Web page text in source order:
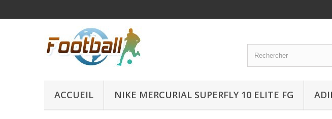
ACCUEIL NIKE MERCURIAL SUPERFLY 10 ELITE FG